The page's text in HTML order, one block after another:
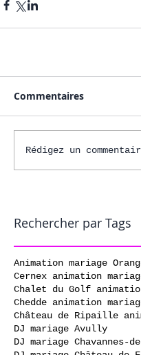
Commentaires
Rédigez un
Rechercher par Tags
Animation mariage
Cernex animation
Chalet du Golf
Chedde animation
DJ mariage Avully
DJ mariage Chavannes-